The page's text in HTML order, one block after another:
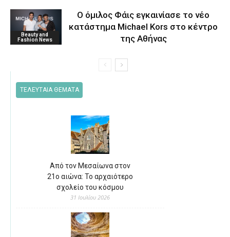
Beauty and
Fashion News
O όμιλος Φάις εγκαινίασε το νέο
κατάστημα Michael Kors στο κέντρο
της Αθήνας
ΤΕΛΕΥΤΑΙΑ ΘΕΜΑΤΑ
Από τον Μεσαίωνα στον
21ο αιώνα: Το αρχαιότερο
σχολείο του κόσμου
31 Ιουλίου 2026